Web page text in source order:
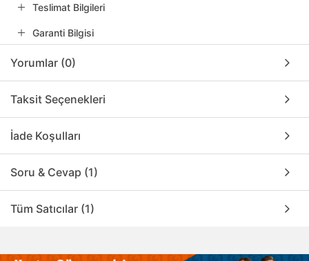
Teslimat Bilgileri
Garanti Bilgisi
Yorumlar (0)
Taksit Seçenekleri
İade Koşulları
Soru & Cevap (1)
Tüm Satıcılar (1)